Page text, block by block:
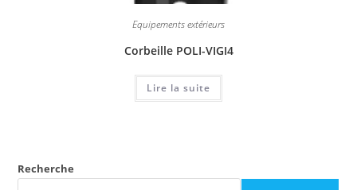
Equipements extérieurs
Corbeille POLI-VIGI4
Lire la suite
Recherche